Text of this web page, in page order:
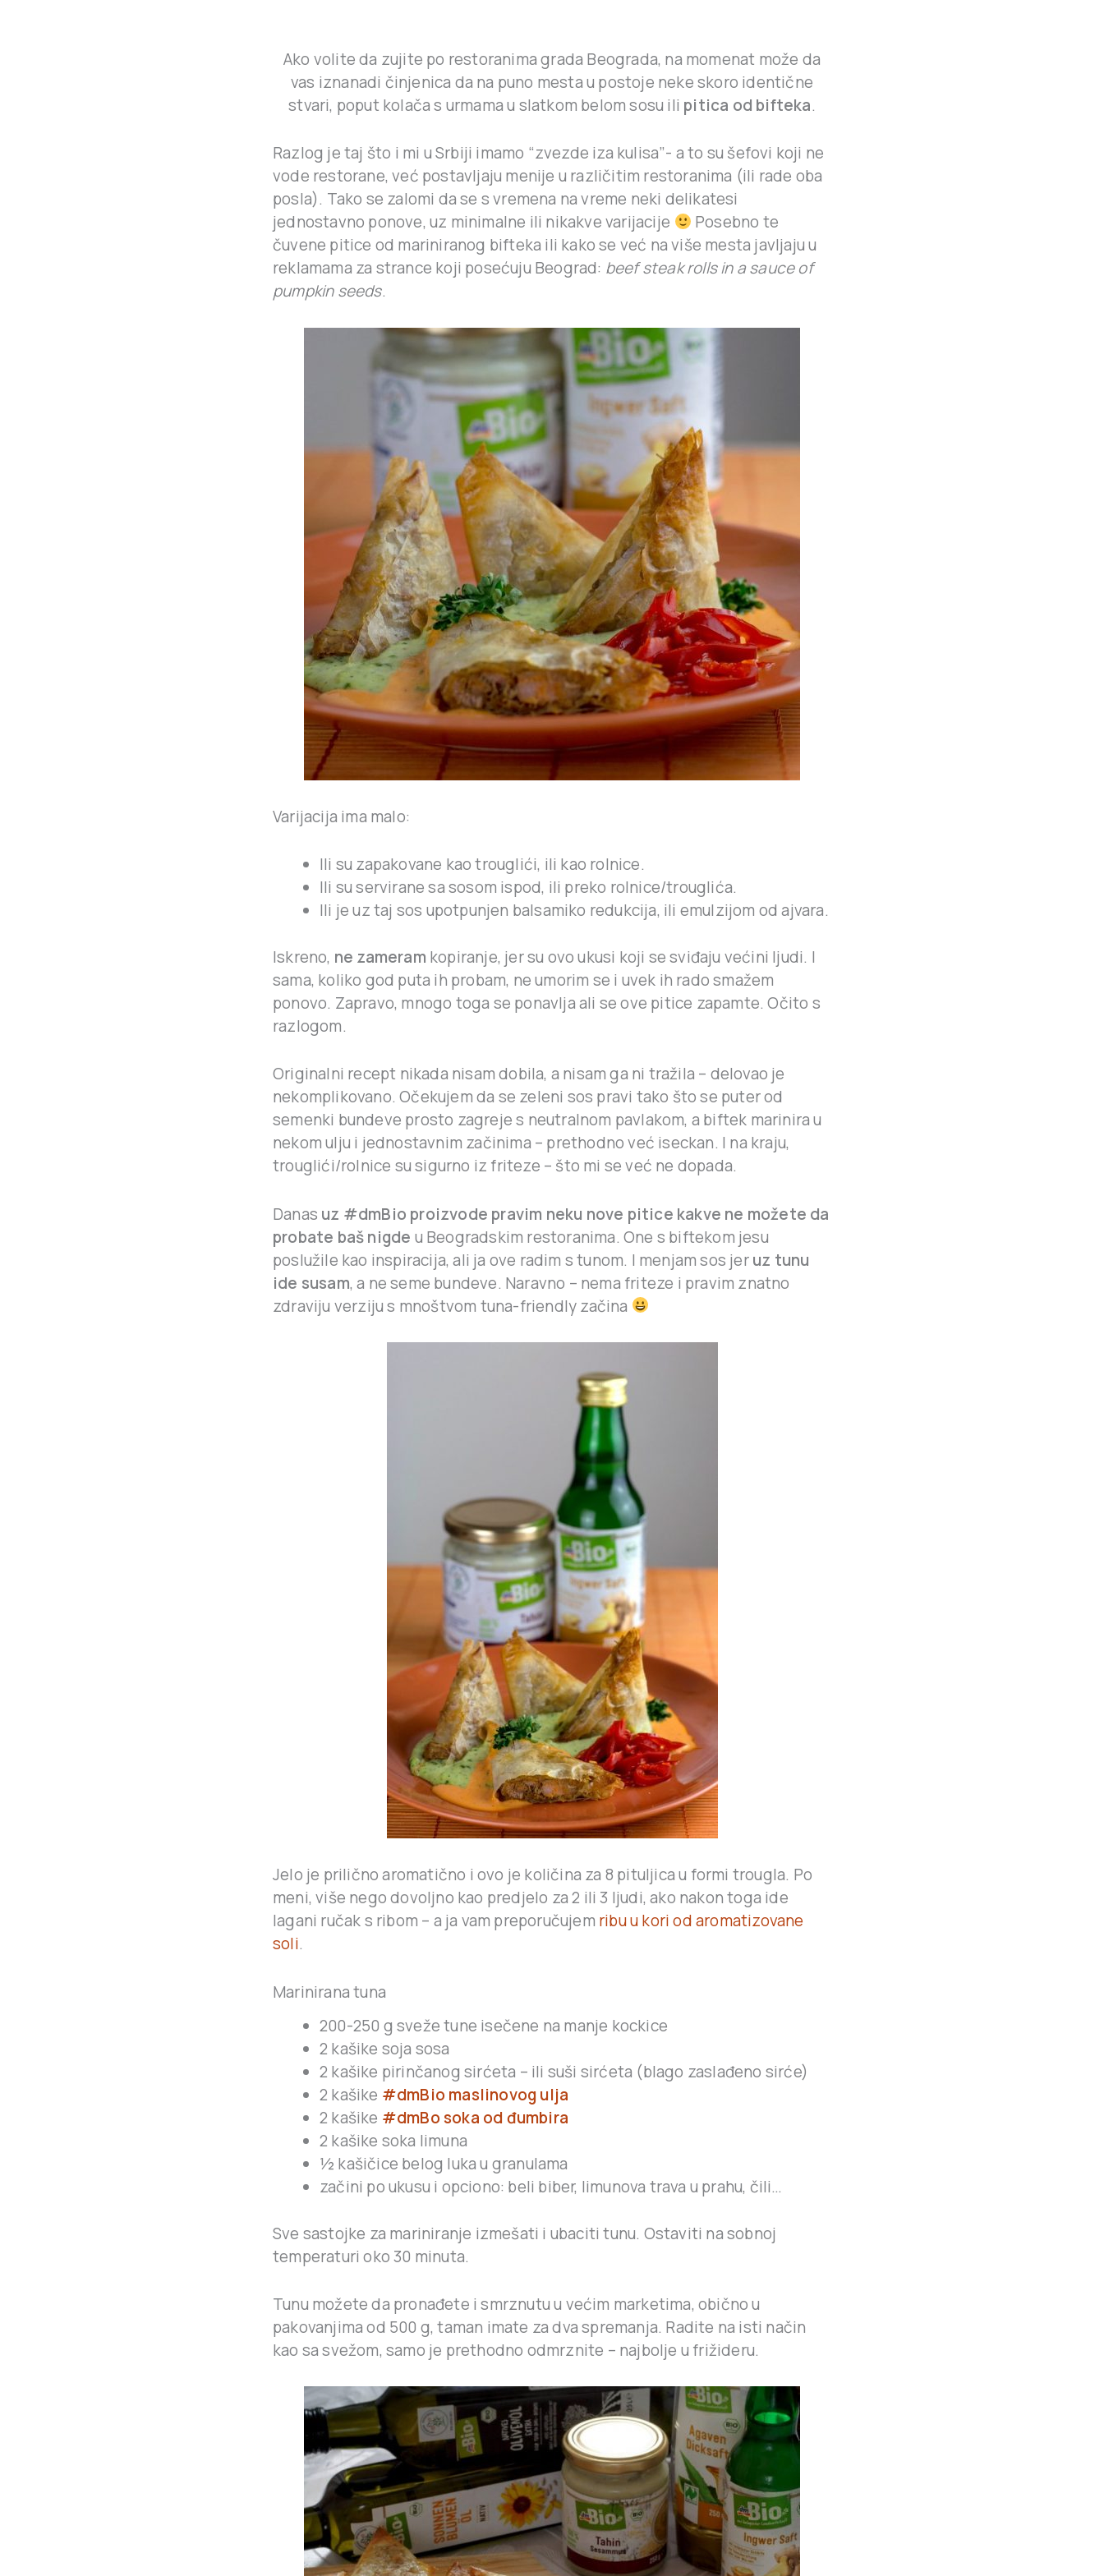
Ako volite da zujite po restoranima grada Beograda, na momenat može da
vas iznanadi činjenica da na puno mesta u postoje neke skoro identične
stvari, poput kolača s urmama u slatkom belom sosu ili pitica od bifteka.
Razlog je taj što i mi u Srbiji imamo “zvezde iza kulisa”- a to su šefovi koji ne
vode restorane, već postavljaju menije u različitim restoranima (ili rade oba
posla). Tako se zalomi da se s vremena na vreme neki delikatesi
jednostavno ponove, uz minimalne ili nikakve varijacije
Posebno te
čuvene pitice od mariniranog bifteka ili kako se već na više mesta javljaju u
reklamama za strance koji posećuju Beograd: beef steak rolls in a sauce of
pumpkin seeds.
Varijacija ima malo:
Ili su zapakovane kao trouglići, ili kao rolnice.
Ili su servirane sa sosom ispod, ili preko rolnice/trouglića.
Ili je uz taj sos upotpunjen balsamiko redukcija, ili emulzijom od ajvara.
Iskreno, ne zameram kopiranje, jer su ovo ukusi koji se sviđaju većini ljudi. I
sama, koliko god puta ih probam, ne umorim se i uvek ih rado smažem
ponovo. Zapravo, mnogo toga se ponavlja ali se ove pitice zapamte. Očito s
razlogom.
Originalni recept nikada nisam dobila, a nisam ga ni tražila – delovao je
nekomplikovano. Očekujem da se zeleni sos pravi tako što se puter od
semenki bundeve prosto zagreje s neutralnom pavlakom, a biftek marinira u
nekom ulju i jednostavnim začinima – prethodno već iseckan. I na kraju,
trouglići/rolnice su sigurno iz friteze – što mi se već ne dopada.
Danas uz #dmBio proizvode pravim neku nove pitice kakve ne možete da
probate baš nigde u Beogradskim restoranima. One s biftekom jesu
poslužile kao inspiracija, ali ja ove radim s tunom. I menjam sos jeruz tunu
ide susam, a ne seme bundeve. Naravno – nema friteze i pravim znatno
zdraviju verziju s mnoštvom tuna-friendly začina
Jelo je prilično aromatično i ovo je količina za 8 pituljica u formi trougla. Po
meni, više nego dovoljno kao predjelo za 2 ili 3 ljudi, ako nakon toga ide
lagani ručak s ribom – a ja vam preporučujem ribu u kori od aromatizovane
soli.
Marinirana tuna
200-250 g sveže tune isečene na manje kockice
2 kašike soja sosa
2 kašike pirinčanog sirćeta – ili suši sirćeta (blago zaslađeno sirće)
2 kašike #dmBio maslinovog ulja
2 kašike #dmBo soka od đumbira
2 kašike soka limuna
½ kašičice belog luka u granulama
začini po ukusu i opciono: beli biber, limunova trava u prahu, čili…
Sve sastojke za mariniranje izmešati i ubaciti tunu. Ostaviti na sobnoj
temperaturi oko 30 minuta.
Tunu možete da pronađete i smrznutu u većim marketima, obično u
pakovanjima od 500 g, taman imate za dva spremanja. Radite na isti način
kao sa svežom, samo je prethodno odmrznite – najbolje u frižideru.